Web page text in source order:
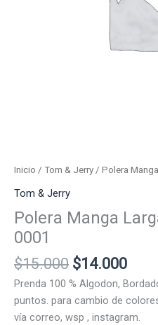
Inicio / Tom & Jerry / Polera
Tom & Jerry
Polera Manga
0001
$15.000 El
precio
original
era:
$14.000El
es:
Prenda 100 % Algodon,
puntos. para cambio de
vía correo, wsp , instagram.